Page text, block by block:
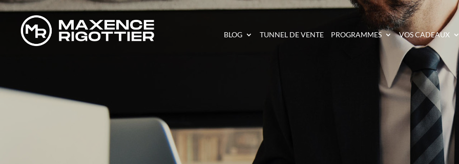
BLOG TUNNEL DE VENTE PROGRAMMES VOS CADEAUX